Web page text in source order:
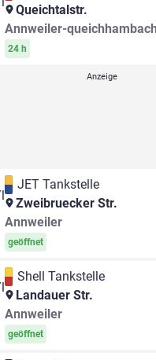
Queichtalstr.
Annweiler-queichhambach
24 h
JET Tankstelle
Zweibruecker Str.
Annweiler
geöffnet
Shell Tankstelle
Landauer Str.
Annweiler
geöffnet